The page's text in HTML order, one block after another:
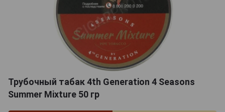
Трубочный табак 4th Generation 4 Seasons
Summer Mixture 50 гр